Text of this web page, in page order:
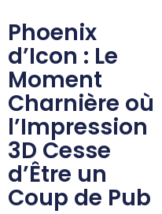
Phoenix
d’Icon : Le
Moment
Charnière où
l’Impression
3D Cesse
d’Être un
Coup de Pub